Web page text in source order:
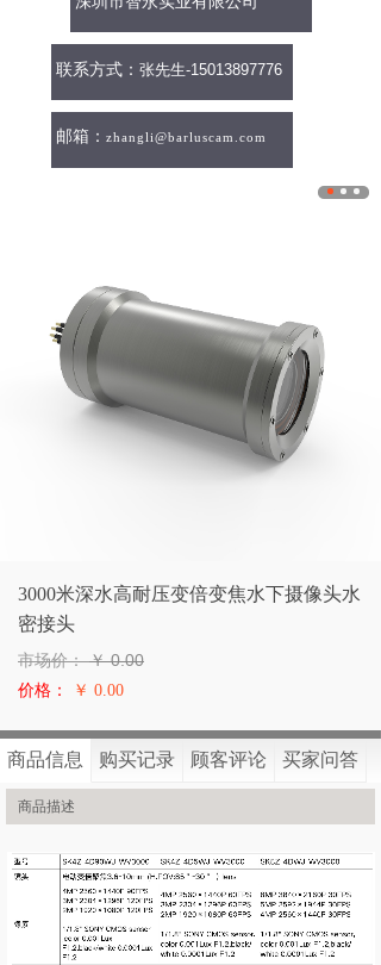
联系方式： 张先生-15013897776
邮箱： zhangli@barluscam.com
3000米深水高耐压变倍变焦水下摄像头水
密接头
市场价： ￥0.00
价格：
￥ 0.00
商品信息 购买记录 顾客评论 买家问答
商品描述